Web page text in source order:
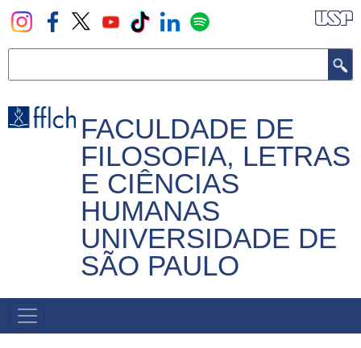
Pular
para
principal
FACULDADE DE
FILOSOFIA, LETRAS
E CIÊNCIAS
HUMANAS
UNIVERSIDADE DE
SÃO PAULO
NAVEGADOR
PRINCIPAL